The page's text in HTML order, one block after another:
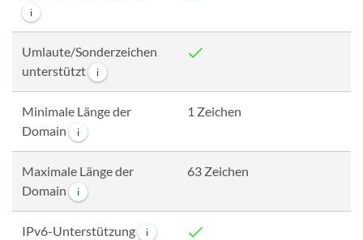
i
Umlaute/Sonderzeichen
unterstützt
i
Minimale Länge der
Domain
i
1 Zeichen
Maximale Länge der
Domain
i
63 Zeichen
IPv6-Unterstützung i